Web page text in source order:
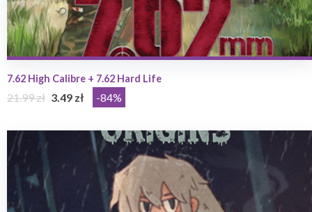
7.62 High Calibre + 7.62 Hard Life
21.99 zł 3.49 zł -84%